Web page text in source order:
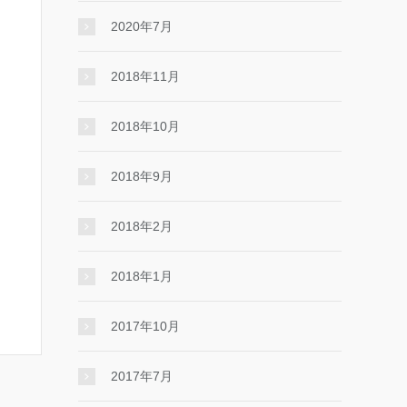
2020年7月
2018年11月
2018年10月
2018年9月
2018年2月
2018年1月
2017年10月
2017年7月